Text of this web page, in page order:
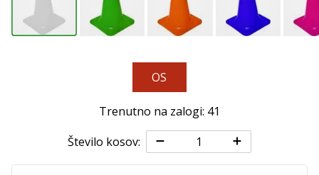
Weplayvolleyball
affiliate
upravljate
OS
Trenutno na zalogi: 41
Število kosov: